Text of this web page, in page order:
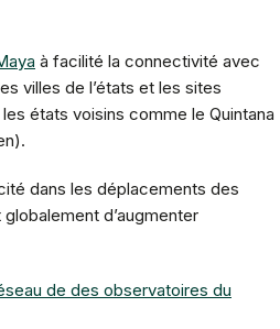
à facilité la connectivité avec
villes de l’états et les sites
états voisins comme le Quintana
dans les déplacements des
d’augmenter
de des observatoires du